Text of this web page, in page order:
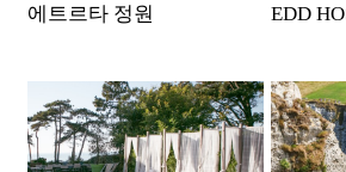
에트르타 정원 EDD